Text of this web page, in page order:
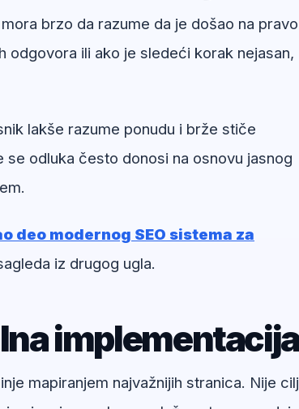
brzo da razume da je došao na pravo
ili ako je sledeći korak nejasan,
lakše razume ponudu i brže stiče
odluka često donosi na osnovu jasnog
deo modernog SEO sistema za
iz drugog ugla.
mapiranjem najvažnijih stranica. Nije